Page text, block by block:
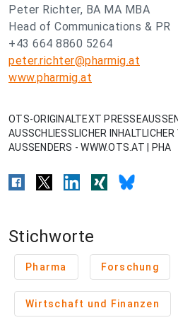
Peter Richter, BA MA MBA
Head of Communications & PR
+43 664 8860 5264
peter.richter@pharmig.at
www.pharmig.at
OTS-ORIGINALTEXT
AUSSCHLIESSLICHER
AUSSENDERS - WWW.OTS.AT | PHA
Stichworte
Pharma Forschung
Wirtschaft und Finanzen